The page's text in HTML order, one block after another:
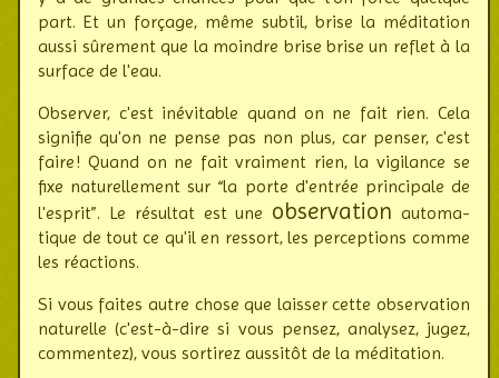
part. Et un forçage, même subtil, brise la médi­tation
aussi sûre­ment que la moindre brise brise un reflet à la
surface de l'eau.
Observer, c'est inévitable quand on ne fait rien. Cela
signifie qu'on ne pense pas non plus, car penser, c'est
faire ! Quand on ne fait vrai­ment rien, la vigilance se
fixe natu­relle­ment sur “la porte d'entrée prin­ci­pale de
l'esprit”. Le résul­tat est une observation auto­ma­
tique de tout ce qu'il en ressort, les per­cep­tions comme
les réac­tions.
Si vous faites autre chose que laisser cette obser­va­tion
natu­relle (c'est-à-dire si vous pensez, analysez, jugez,
commen­tez), vous sorti­rez aussitôt de la médi­tation.